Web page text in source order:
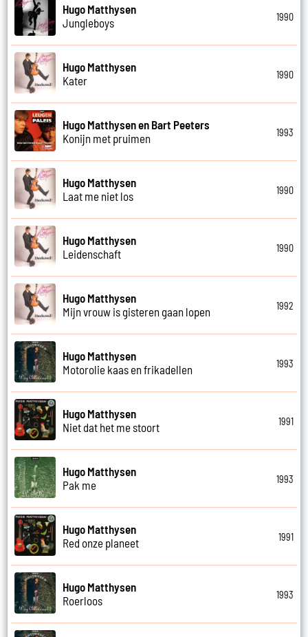
Hugo Matthysen
Jungleboys
1990
Hugo Matthysen
Kater
1990
Hugo Matthysen en Bart Peeters
Konijn met pruimen
1993
Hugo Matthysen
Laat me niet los
1990
Hugo Matthysen
Leidenschaft
1990
Hugo Matthysen
Mijn vrouw is gisteren gaan lopen
1992
Hugo Matthysen
Motorolie kaas en frikadellen
1993
Hugo Matthysen
Niet dat het me stoort
1991
Hugo Matthysen
Pak me
1993
Hugo Matthysen
Red onze planeet
1991
Hugo Matthysen
Roerloos
1993